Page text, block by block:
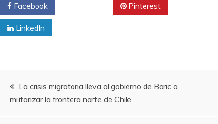
Facebook Pinterest
LinkedIn
Navegación
de
La crisis migratoria lleva al gobierno de Boric a
militarizar la frontera norte de Chile